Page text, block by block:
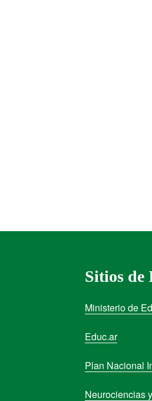
Sitios de
Ministerio de
Educ.ar
Plan Nacional
Neurociencias